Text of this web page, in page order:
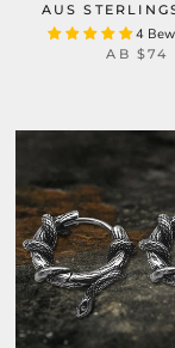
AUS
4
AB $74